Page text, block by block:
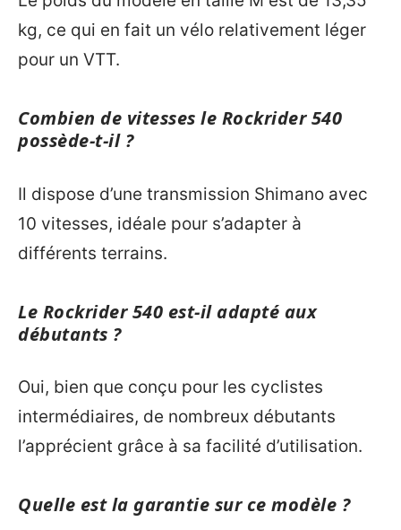
kg, ce qui en fait un vélo relativement léger
pour un VTT.
Combien de vitesses le Rockrider 540
possède-t-il ?
Il dispose d’une transmission Shimano avec
10 vitesses, idéale pour s’adapter à
différents terrains.
Le Rockrider 540 est-il adapté aux
débutants ?
Oui, bien que conçu pour les cyclistes
intermédiaires, de nombreux débutants
l’apprécient grâce à sa facilité d’utilisation.
Quelle est la garantie sur ce modèle ?